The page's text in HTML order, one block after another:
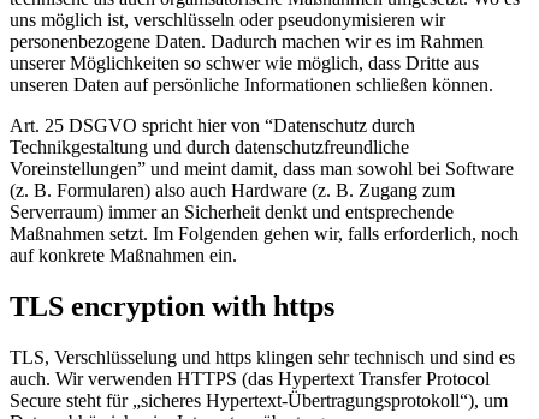
uns möglich ist, verschlüsseln oder pseudonymisieren wir
personenbezogene Daten. Dadurch machen wir es im Rahmen
unserer Möglichkeiten so schwer wie möglich, dass Dritte aus
unseren Daten auf persönliche Informationen schließen können.
Art. 25 DSGVO spricht hier von “Datenschutz durch
Technikgestaltung und durch datenschutzfreundliche
Voreinstellungen” und meint damit, dass man sowohl bei Software
(z. B. Formularen) also auch Hardware (z. B. Zugang zum
Serverraum) immer an Sicherheit denkt und entsprechende
Maßnahmen setzt. Im Folgenden gehen wir, falls erforderlich, noch
auf konkrete Maßnahmen ein.
TLS encryption with https
TLS, Verschlüsselung und https klingen sehr technisch und sind es
auch. Wir verwenden HTTPS (das Hypertext Transfer Protocol
Secure steht für „sicheres Hypertext-Übertragungsprotokoll“), um